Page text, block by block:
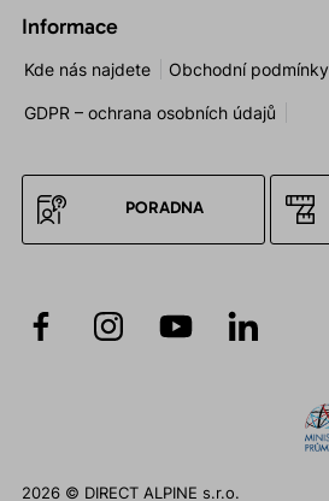
Informace
Kde nás najdete Obchodní podmínky
GDPR – ochrana osobních údajů
PORADNA
2026 © DIRECT ALPINE s.r.o.